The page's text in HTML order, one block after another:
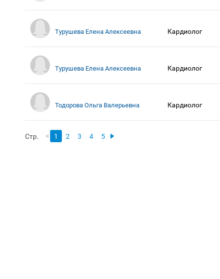
Турушева Елена Алексеевна Кардиолог
Турушева Елена Алексеевна Кардиолог
Тодорова Ольга Валерьевна Кардиолог
Стр. 1 2 3 4 5